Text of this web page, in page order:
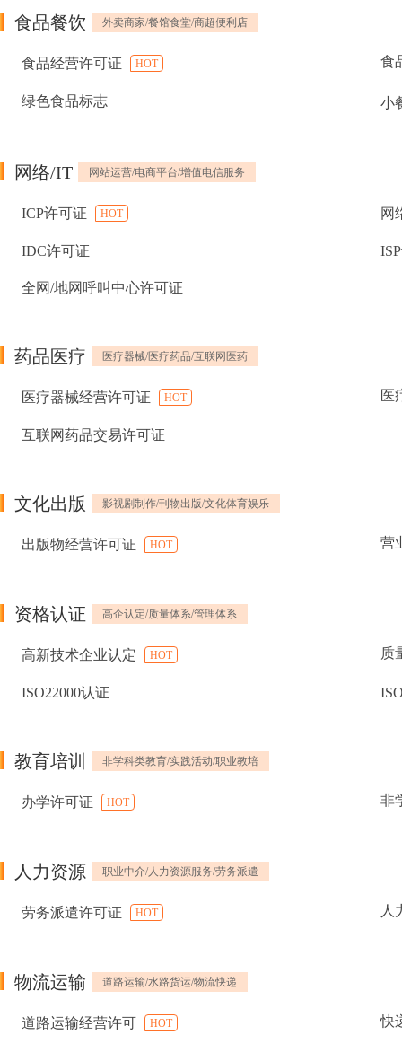
食品餐饮 外卖商家/餐馆食堂/商超便利店
食品经营许可证 HOT 食
绿色食品标志 小
网络/IT 网站运营/电商平台/增值电信服务
ICP许可证 HOT 网
IDC许可证
全网/地网呼叫中心许可证
药品医疗 医疗器械/医疗药品/互联网医药
医疗器械经营许可证 HOT 医
互联网药品交易许可证
文化出版 影视剧制作/刊物出版/文化体育娱乐
出版物经营许可证 HOT 营
资格认证 高企认定/质量体系/管理体系
高新技术企业认定 HOT 质
ISO22000认证
教育培训 非学科类教育/实践活动/职业教培
办学许可证 HOT 非
人力资源 职业中介/人力资源服务/劳务派遣
劳务派遣许可证 HOT 人
物流运输 道路运输/水路货运/物流快递
道路运输经营许可 HOT 快